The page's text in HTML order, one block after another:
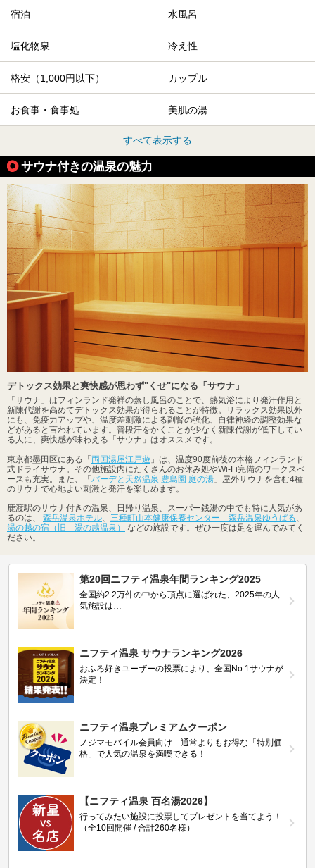
宿泊 水風呂
塩化物泉 冷え性
格安（1,000円以下） カップル
お食事・食事処 美肌の湯
すべて表示する
サウナ付きの温泉の魅力
デトックス効果と爽快感が思わず"くせ"になる「サウナ」
「サウナ」はフィンランド発祥の蒸し風呂のことで、熱気浴により発汗作用と
新陳代謝を高めてデトックス効果が得られることが特徴。リラックス効果以外
にも、免疫力アップや、温度差刺激による副腎の強化、自律神経の調整効果な
どがあると言われています。普段汗をかくことが少なく新陳代謝が低下してい
る人に、爽快感が味わえる「サウナ」はオススメです。
東京都墨田区にある「 両国湯屋江戸遊 」は、温度90度前後の本格フィンランド
式ドライサウナ。その他施設内にたくさんのお休み処やWi-Fi完備のワークスペ
ースも充実。また、「 バーデと天然温泉 豊島園 庭の湯 」屋外サウナを含む4種
のサウナで心地よい刺激と発汗を楽しめます。
鹿渡駅のサウナ付きの温泉、日帰り温泉、スーパー銭湯の中でも特に人気があ
るのは、 森岳温泉ホテル、 三種町山本健康保養センター 森岳温泉ゆうぱる、
湯の越の宿（旧 湯の越温泉）
などの施設です。ぜひ一度は足を運んでみてく
ださい。
第20回ニフティ温泉年間ランキング2025
全国約2.2万件の中から頂点に選ばれた、2025年の人
気施設は…
ニフティ温泉 サウナランキング2026
おふろ好きユーザーの投票により、全国No.1サウナが
決定！
ニフティ温泉プレミアムクーポン
ノジマモバイル会員向け 通常よりもお得な「特別価
格」で人気の温泉を満喫できる！
【ニフティ温泉 百名湯2026】
行ってみたい施設に投票してプレゼントを当てよう！
（全10回開催 / 合計260名様）